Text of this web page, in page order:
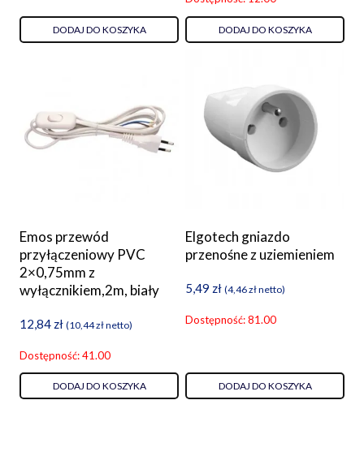
DODAJ DO KOSZYKA DODAJ DO KOSZYKA
Emos przewód
przyłączeniowy PVC
2×0,75mm z
wyłącznikiem,2m, biały
12,84 zł (10,44złnetto)
Dostępność: 41.00
DODAJ DO KOSZYKA
Elgotech gniazdo
przenośne z uziemieniem
5,49 zł (4,46złnetto)
Dostępność: 81.00
DODAJ DO KOSZYKA